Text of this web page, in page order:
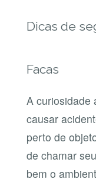
Dicas de
Facas
A curiosidade
causar
perto de
de chamar
bem o